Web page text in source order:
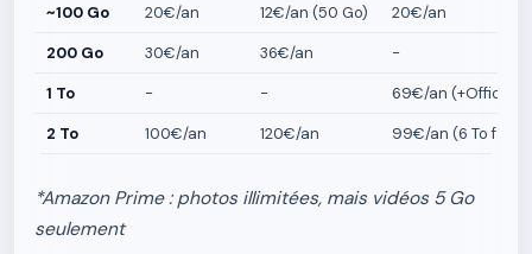
~100 Go
20€/an 12€/an (50 Go)
20€/an
200 Go
30€/an 36€/an
-
1 To
- -
69€/an (+Office)
2 To
100€/an 120€/an 99€/an (6 To
*Amazon Prime : photos illimitées, mais vidéos 5 Go
seulement